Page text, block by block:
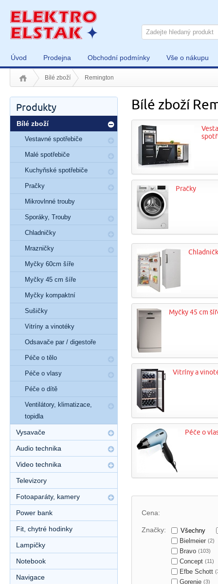
Úvod Prodejna Obchodní podmínky Vše o nákupu
Bílé zboží Remington
Bílé zboží
Pračky
Myčky 45 cm
Vitríny a
Péče o
Cena:
Značky:
Všechny
Bielmeier (2)
Bravo (103)
Concept (11)
Efbe Schott
Gorenje (3)
Produkty
Bílé zboží
Vestavné spotřebiče
Malé spotřebiče
Kuchyňské spotřebiče
Pračky
Mikrovlnné trouby
Sporáky, Trouby
Chladničky
Mrazničky
Myčky 60cm šíře
Myčky 45 cm šíře
Myčky kompaktní
Sušičky
Vitríny a vinotéky
Odsavače par / digestoře
Péče o tělo
Péče o vlasy
Péče o dítě
Ventilátory, klimatizace,
topidla
Vysavače
Audio technika
Video technika
Televizory
Fotoaparáty, kamery
Power bank
Fit, chytré hodinky
Lampičky
Notebook
Navigace